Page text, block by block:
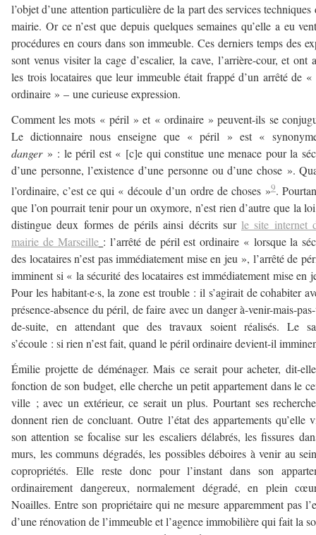
l’objet d’une attention particulière de la part des services techniques
mairie. Or ce n’est que depuis quelques semaines qu’elle a eu
procédures en cours dans son immeuble. Ces derniers temps des
sont venus visiter la cage d’escalier, la cave, l’arrière-cour, et ont
les trois locataires que leur immeuble était frappé d’un arrêté de
ordinaire » – une curieuse expression.
Comment les mots « péril » et « ordinaire » peuvent-ils se
Le dictionnaire nous enseigne que « péril » est «
danger» : le péril est « [c]e qui constitue une menace pour la
d’une personne, l’existence d’une personne ou d’une chose ».
l’ordinaire, c’est ce qui « découle d’un ordre de choses »9.
que l’on pourrait tenir pour un oxymore, n’est rien d’autre que la
distingue deux formes de périls ainsi décrits sur le site internet
mairie de Marseille : l’arrêté de péril est ordinaire « lorsque la
des locataires n’est pas immédiatement mise en jeu », l’arrêté de
imminent si « la sécurité des locataires est immédiatement mise en
Pour les habitant·e·s, la zone est trouble : il s’agirait de cohabiter
présence-absence du péril, de faire avec un danger à-venir-mais-
de-suite, en attendant que des travaux soient réalisés. Le
s’écoule : si rien n’est fait, quand le péril ordinaire devient-il
Émilie projette de déménager. Mais ce serait pour acheter, dit-
fonction de son budget, elle cherche un petit appartement dans le
ville ; avec un extérieur, ce serait un plus. Pourtant ses
donnent rien de concluant. Outre l’état des appartements qu’elle
son attention se focalise sur les escaliers délabrés, les fissures
murs, les communs dégradés, les possibles déboires à venir au
copropriétés. Elle reste donc pour l’instant dans son
ordinairement dangereux, normalement dégradé, en plein
Noailles. Entre son propriétaire qui ne mesure apparemment pas
d’une rénovation de l’immeuble et l’agence immobilière qui fait la